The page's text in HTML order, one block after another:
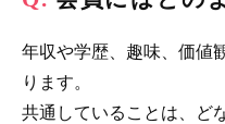
年収や学歴、趣味、価値
ります。
共通していることは、ど